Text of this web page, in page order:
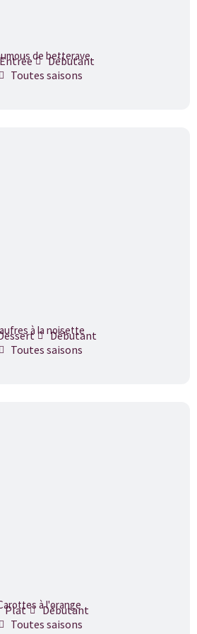
de betterave
Débutant
Toutes saisons
à la noisette
Débutant
Toutes saisons
à l'orange
Plat
Débutant
Toutes saisons